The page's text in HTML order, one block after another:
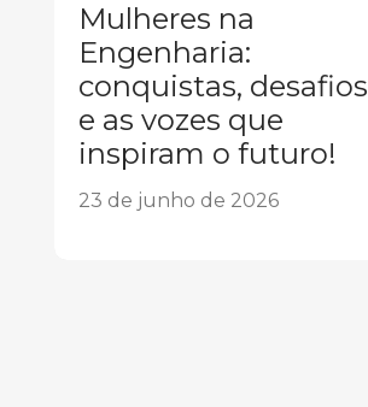
Mulheres na
Engenharia:
conquistas, desafios
e as vozes que
inspiram o futuro!
23 de junho de 2026